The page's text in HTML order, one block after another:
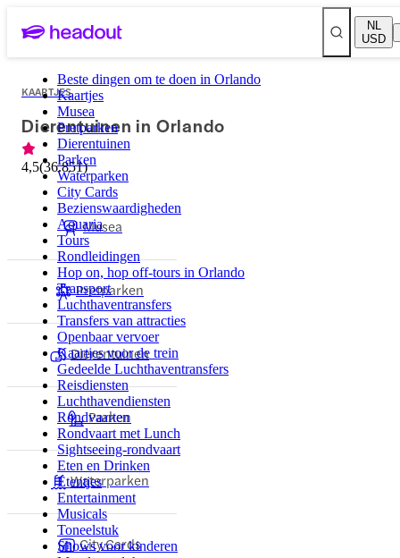
NL
USD
Beste dingen om te doen in Orlando
Kaartjes
Musea
Pretparken
Dierentuinen
Parken
Waterparken
City Cards
Bezienswaardigheden
Aquaria
Tours
Rondleidingen
Hop on, hop off-tours in Orlando
Transport
Luchthaventransfers
Transfers van attracties
Openbaar vervoer
Kaartjes voor de trein
Gedeelde Luchthaventransfers
Reisdiensten
Luchthavendiensten
Rondvaarten
Rondvaart met Lunch
Sightseeing-rondvaart
Eten en Drinken
Etentjes
Entertainment
Musicals
Toneelstuk
Shows voor kinderen
KAARTJES
Dierentuinen in Orlando
4,5(36.851)
Musea
Pretparken
Dierentuinen
Parken
Waterparken
City Cards